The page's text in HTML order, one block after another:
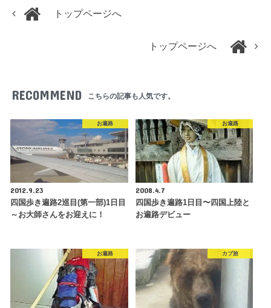
トップページへ
トップページへ
RECOMMEND こちらの記事も人気です。
お遍路
2012.9.23
四国歩き遍路2巡目(第一部)1日目
～お大師さんをお迎えに！
お遍路
2008.4.7
四国歩き遍路1日目〜四国上陸と
お遍路デビュー
お遍路 カブ旅